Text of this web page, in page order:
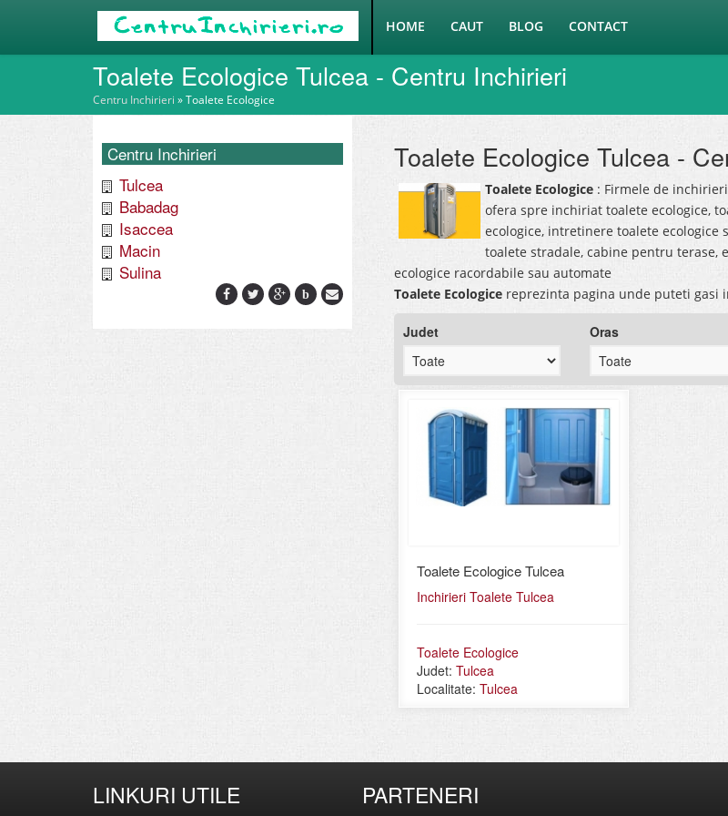
HOME CAUT BLOG CONTACT
Toalete Ecologice Tulcea - Centru Inchirieri
Centru Inchirieri »Toalete Ecologice
Centru Inchirieri
Tulcea
Babadag
Isaccea
Macin
Sulina
b
Toalete Ecologice Tulcea -
Toalete Ecologice : Firmele de
ofera spre inchiriat toalete ecologice,
ecologice, intretinere toalete ecologice
toalete stradale, cabine pentru terase,
ecologice racordabile sau automate
Toalete Ecologice reprezinta pagina unde puteti gasi
Judet Oras
Toalete Ecologice Tulcea
Inchirieri Toalete Tulcea
Toalete Ecologice
Judet: Tulcea
Localitate: Tulcea
LINKURI UTILE PARTENERI